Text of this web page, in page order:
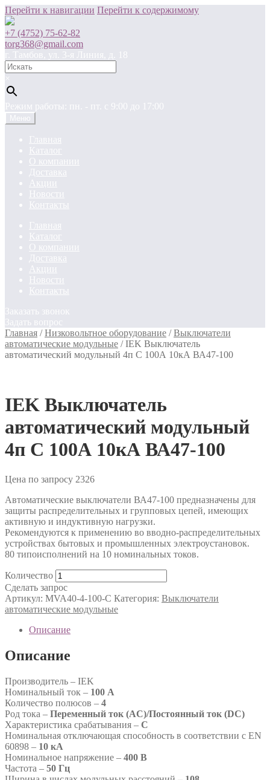
Перейти к навигации Перейти к содержимому
+7 (4752) 75-62-82
torg368@gmail.com
г. Тамбов, ул. 3-я Линия, д. 18
×
Режим работы: пн. - пт. c 9:00 до 17:00
Меню
Главная
Каталог
О компании
Доставка
Акции
Новости
Контакты
Главная
Каталог
О компании
Доставка
Акции
Новости
Контакты
Заказать звонок
Задать вопрос
Главная /Низковольтное оборудование /Выключатели
автоматические модульные /IEK Выключатель
автоматический модульный 4п C 100А 10кА ВА47-100
IEK Выключатель
автоматический модульный
4п C 100А 10кА ВА47-100
Цена по запросу 2326
Автоматические выключатели ВА47-100 предназначены для
защиты распределительных и групповых цепей, имеющих
активную и индуктивную нагрузки.
Рекомендуются к применению во вводно-распределительных
устройствах бытовых и промышленных электроустановок.
80 типоисполнений на 10 номинальных токов.
Количество
Сделать запрос
Артикул: MVA40-4-100-C Категория: Выключатели
автоматические модульные
Описание
Описание
Производитель – IEK
Номинальный ток – 100 А
Количество полюсов – 4
Род тока – Переменный ток (AC)/Постоянный ток (DC)
Характеристика срабатывания – C
Номинальная отключающая способность в соответствии с EN
60898 – 10 кА
Номинальное напряжение – 400 В
Частота – 50 Гц